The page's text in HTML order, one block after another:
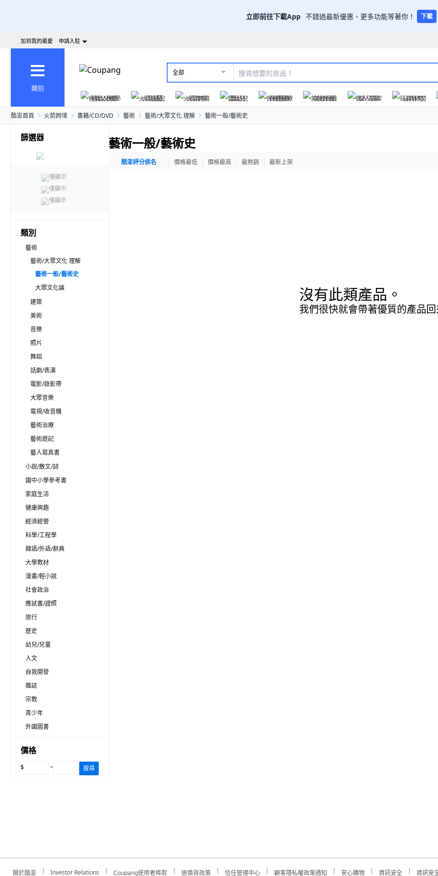
立即前往下載App 不錯過最新優惠、更多功能等著你！ 下載
加到我的最愛 申請入駐
類別
全部
爸氣父親節 火箭速配 火箭跨境 嬰幼兒 保健醫療 美妝保養 個人清潔 玩具休閒
酷澎首頁 火箭跨境 書籍/CD/DVD 藝術 藝術/大眾文化 理解 藝術一般/藝術史
篩選器
僅顯示
僅顯示
僅顯示
類別
藝術
藝術/大眾文化 理解
藝術一般/藝術史
大眾文化論
建築
美術
音樂
照片
舞蹈
話劇/表演
電影/錄影帶
大眾音樂
電視/收音機
藝術治療
藝術遊記
藝人寫真書
小說/散文/詩
國中小學參考書
家庭生活
健康興趣
經濟經營
科學/工程學
韓語/外語/辭典
大學教材
漫畫/輕小說
社會政治
應試書/證照
旅行
歷史
幼兒/兒童
人文
自我開發
雜誌
宗教
青少年
外國圖書
價格
$ ~ 搜尋
藝術一般/藝術史
酷澎評分排名 價格最低 價格最高 最熱銷 最新上架
沒有此類產品。
我們很快就會帶著優質的產品
關於酷澎 Investor Relations Coupang使用者條款 退換貨政策 信任管理中心 顧客隱私權政策通知 安心購物 資訊安全 資訊安